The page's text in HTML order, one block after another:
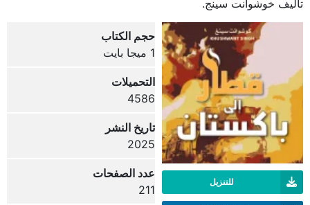
تأليف خوشوانت سينج.
للتنزيل
حجم الكتاب
1 ميجا بايت
التحميلات
4586
تاريخ النشر
2025
عدد الصفحات
211